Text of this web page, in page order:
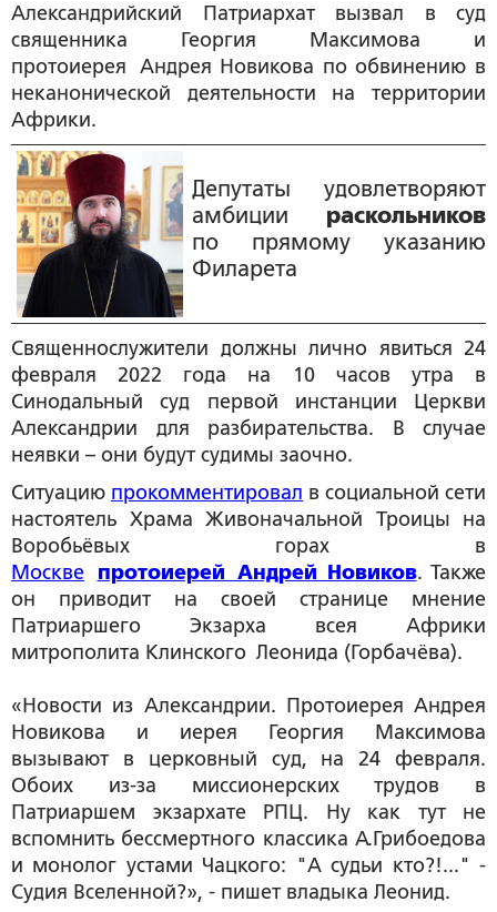
Александрийский Патриархат вызвал в суд
священника Георгия Максимова и
протоиерея Андрея Новикова по обвинению в
неканонической деятельности на территории
Африки.
Депутаты удовлетворяют
амбиции раскольников
по прямому указанию
Филарета
Священнослужители должны лично явиться 24
февраля 2022 года на 10 часов утра в
Синодальный суд первой инстанции Церкви
Александрии для разбирательства. В случае
неявки – они будут судимы заочно.
Ситуацию прокомментировал в социальной сети
настоятель Храма Живоначальной Троицы на
Воробьёвых горах в
Москве
протоиерей Андрей Новиков. Также
он приводит на своей странице мнение
Патриаршего Экзарха всея Африки
митрополита Клинского Леонида (Горбачёва).
«Новости из Александрии. Протоиерея Андрея
Новикова и иерея Георгия Максимова
вызывают в церковный суд, на 24 февраля.
Обоих из-за миссионерских трудов в
Патриаршем экзархате РПЦ. Ну как тут не
вспомнить бессмертного классика А.Грибоедова
и монолог устами Чацкого: "А судьи кто?!..." -
Судия Вселенной?», - пишет владыка Леонид.